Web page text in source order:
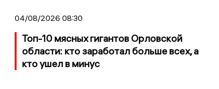
04/08/2026 08:30
Топ-10 мясных гигантов Орловской
области: кто заработал больше всех, а
кто ушел в минус